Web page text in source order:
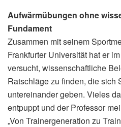
Aufwärmübungen ohne
Fundament
Zusammen mit seinem
Frankfurter Universität hat er
versucht, wissenschaftliche
Ratschläge zu finden, die sich
untereinander geben. Vieles
entpuppt und der Professor
„Von Trainergeneration zu